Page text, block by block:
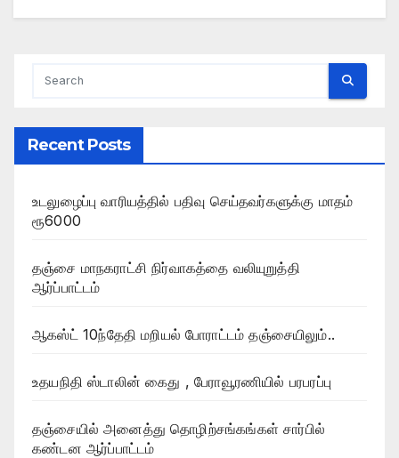
Recent Posts
உடலுழைப்பு வாரியத்தில் பதிவு செய்தவர்களுக்கு மாதம்
ரூ6000
தஞ்சை மாநகராட்சி நிர்வாகத்தை வலியுறுத்தி
ஆர்ப்பாட்டம்
ஆகஸ்ட் 10ந்தேதி மறியல் போராட்டம் தஞ்சையிலும்..
உதயநிதி ஸ்டாலின் கைது , பேராவூரணியில் பரபரப்பு
தஞ்சையில் அனைத்து தொழிற்சங்கங்கள் சார்பில்
கண்டன ஆர்ப்பாட்டம்